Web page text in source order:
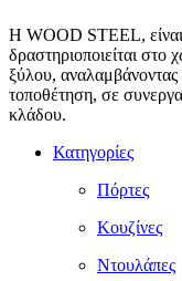
Η WOOD STEEL, είναι
δραστηριοποιείται
ξύλου,
τοποθέτηση, σε
κλάδου.
Κατηγορίες
Πόρτες
Κουζίνες
Ντουλάπες